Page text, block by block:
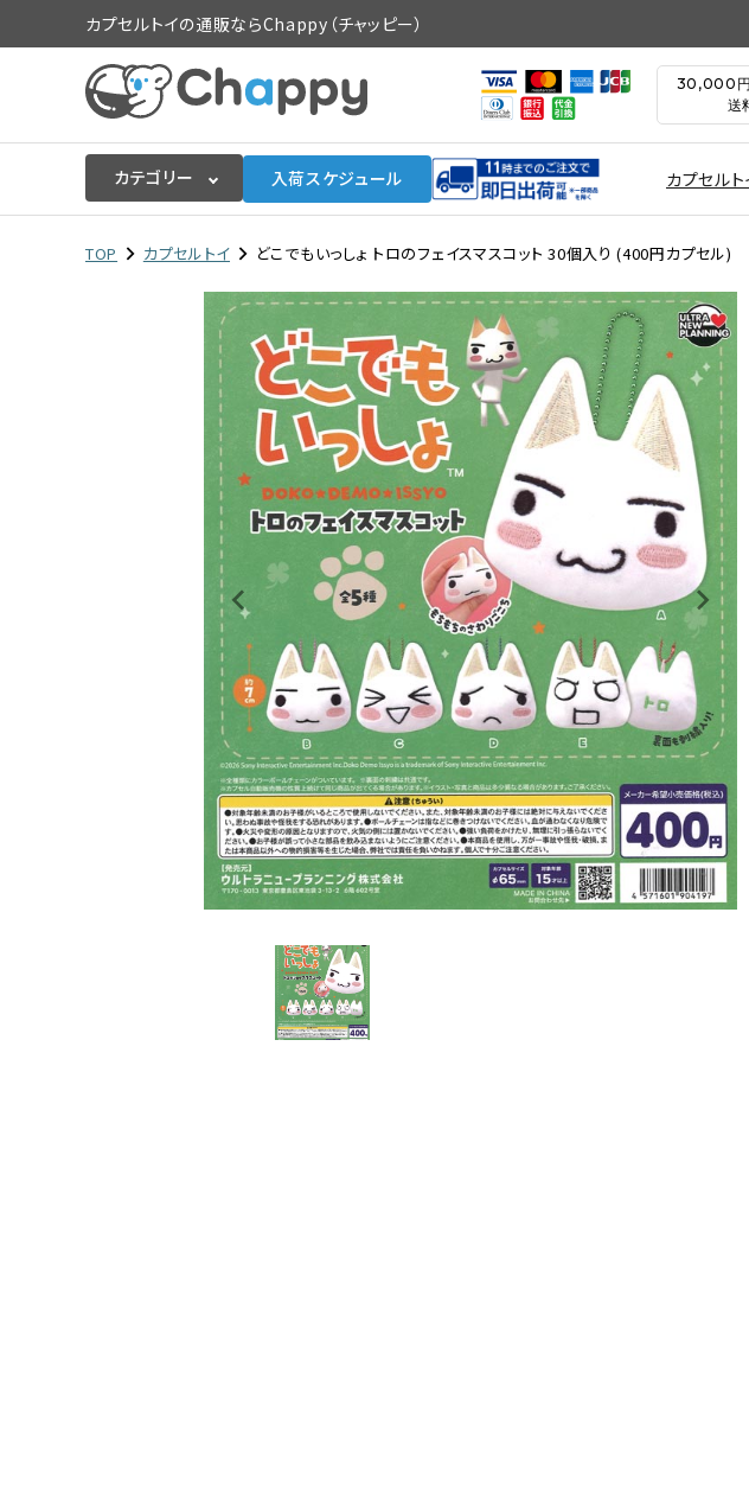
カプセルトイの通販ならChappy（チャッピー）
30,000円
送
カテゴリー 入荷スケジュール カプセルト
ログイン 会員登録
入荷スケジュールをチェック
カプセルトイマシン本体
販促用カプセルトイ
よくあるご質問
ご利用ガイド
06-6282-7659
TOP カプセルトイ どこでもいっしょ トロのフェイスマスコット 30個入り (400円カプセル)